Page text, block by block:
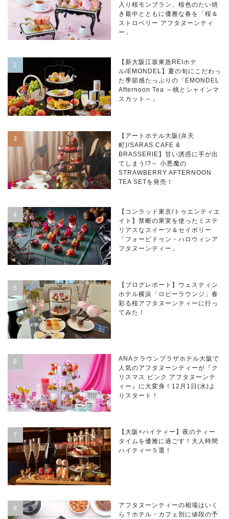
入り桜モンブラン、桜色のたい焼
き最中とともに優雅な春を「桜＆
ストロベリー アフタヌーンティ
ー」
【新大阪江坂東急REIホテ
ル/EMONDEL】夏の旬にこだわっ
た季節感たっぷりの「EMONDEL
Afternoon Tea ～桃とシャインマ
スカット～」
【アートホテル大阪(弁天
町)/SARAS CAFE &
BRASSERIE】甘い誘惑に手が出
てしまう!?～ 小悪魔の
STRAWBERRY AFTERNOON
TEA SETを発売！
【コンラッド東京/トゥエンティエ
イト】禁断の果実を使ったミステ
リアスなスイーツ＆セイボリー
「フォービドゥン・ハロウィンア
フタヌーンティー」
【ブログレポート】ウェスティン
ホテル横浜「ロビーラウンジ」春
彩る桜アフタヌーンティーに行っ
てみた！
ANAクラウンプラザホテル大阪で
人気のアフタヌーンティーが『ク
リスマス ピンク アフタヌーンテ
ィー』に大変身！12月1日(水)よ
りスタート！
【大阪×ハイティー】夜のティー
タイムを優雅に過ごす！大人時間
ハイティー５選！
アフタヌーンティーの相場はいく
ら？ホテル・カフェ別に値段の予